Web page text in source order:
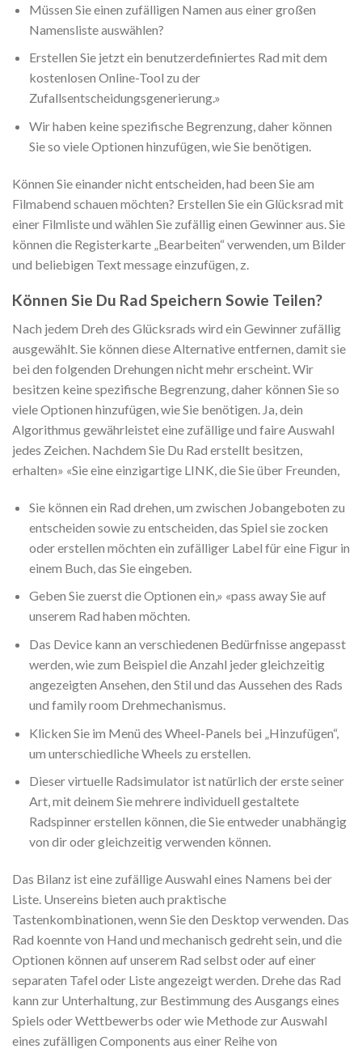
Müssen Sie einen zufälligen Namen aus einer großen
Namensliste auswählen?
Erstellen Sie jetzt ein benutzerdefiniertes Rad mit dem
kostenlosen Online-Tool zu der
Zufallsentscheidungsgenerierung.»
Wir haben keine spezifische Begrenzung, daher können
Sie so viele Optionen hinzufügen, wie Sie benötigen.
Können Sie einander nicht entscheiden, had been Sie am
Filmabend schauen möchten? Erstellen Sie ein Glücksrad mit
einer Filmliste und wählen Sie zufällig einen Gewinner aus. Sie
können die Registerkarte „Bearbeiten“ verwenden, um Bilder
und beliebigen Text message einzufügen, z.
Können Sie Du Rad Speichern Sowie Teilen?
Nach jedem Dreh des Glücksrads wird ein Gewinner zufällig
ausgewählt. Sie können diese Alternative entfernen, damit sie
bei den folgenden Drehungen nicht mehr erscheint. Wir
besitzen keine spezifische Begrenzung, daher können Sie so
viele Optionen hinzufügen, wie Sie benötigen. Ja, dein
Algorithmus gewährleistet eine zufällige und faire Auswahl
jedes Zeichen. Nachdem Sie Du Rad erstellt besitzen,
erhalten» «Sie eine einzigartige LINK, die Sie über Freunden,
Sie können ein Rad drehen, um zwischen Jobangeboten zu
entscheiden sowie zu entscheiden, das Spiel sie zocken
oder erstellen möchten ein zufälliger Label für eine Figur in
einem Buch, das Sie eingeben.
Geben Sie zuerst die Optionen ein,» «pass away Sie auf
unserem Rad haben möchten.
Das Device kann an verschiedenen Bedürfnisse angepasst
werden, wie zum Beispiel die Anzahl jeder gleichzeitig
angezeigten Ansehen, den Stil und das Aussehen des Rads
und family room Drehmechanismus.
Klicken Sie im Menü des Wheel-Panels bei „Hinzufügen“,
um unterschiedliche Wheels zu erstellen.
Dieser virtuelle Radsimulator ist natürlich der erste seiner
Art, mit deinem Sie mehrere individuell gestaltete
Radspinner erstellen können, die Sie entweder unabhängig
von dir oder gleichzeitig verwenden können.
Das Bilanz ist eine zufällige Auswahl eines Namens bei der
Liste. Unsereins bieten auch praktische
Tastenkombinationen, wenn Sie den Desktop verwenden. Das
Rad koennte von Hand und mechanisch gedreht sein, und die
Optionen können auf unserem Rad selbst oder auf einer
separaten Tafel oder Liste angezeigt werden. Drehe das Rad
kann zur Unterhaltung, zur Bestimmung des Ausgangs eines
Spiels oder Wettbewerbs oder wie Methode zur Auswahl
eines zufälligen Components aus einer Reihe von